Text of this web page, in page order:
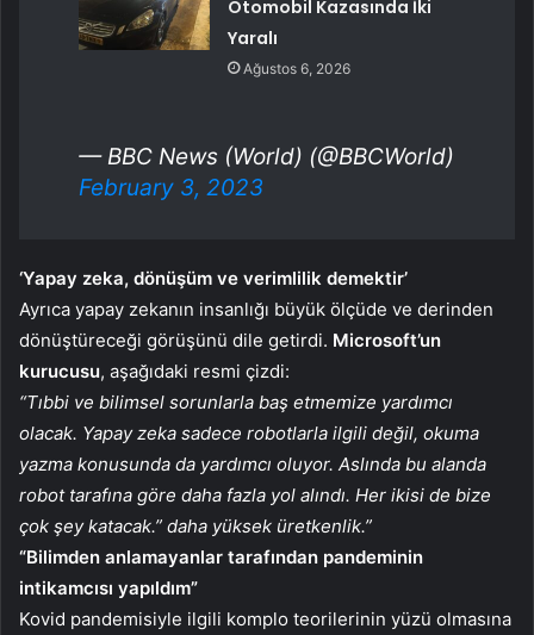
Otomobil Kazasında İki
Yaralı
Ağustos 6, 2026
— BBC News (World) (@BBCWorld)
February 3, 2023
‘Yapay zeka, dönüşüm ve verimlilik demektir’
Ayrıca yapay zekanın insanlığı büyük ölçüde ve derinden
dönüştüreceği görüşünü dile getirdi. Microsoft’un
kurucusu, aşağıdaki resmi çizdi:
“Tıbbi ve bilimsel sorunlarla baş etmemize yardımcı
olacak. Yapay zeka sadece robotlarla ilgili değil, okuma
yazma konusunda da yardımcı oluyor. Aslında bu alanda
robot tarafına göre daha fazla yol alındı. Her ikisi de bize
çok şey katacak.” daha yüksek üretkenlik.”
“Bilimden anlamayanlar tarafından pandeminin
intikamcısı yapıldım”
Kovid pandemisiyle ilgili komplo teorilerinin yüzü olmasına